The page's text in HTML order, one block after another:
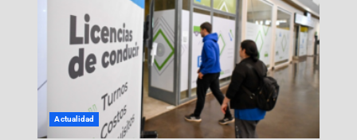
Actualidad